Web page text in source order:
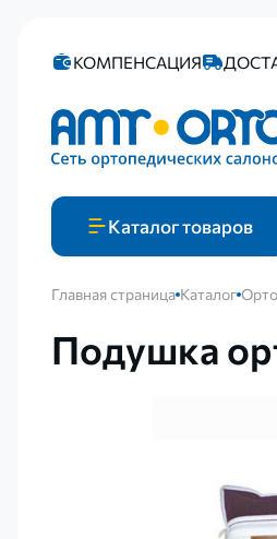
КОМПЕНСАЦИЯ
Каталогтоваров
Главная страница Каталог
Подушка